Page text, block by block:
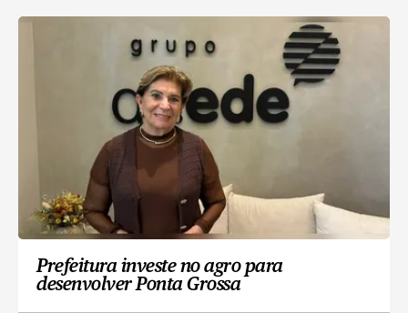
Prefeitura investe no agro para
desenvolver Ponta Grossa